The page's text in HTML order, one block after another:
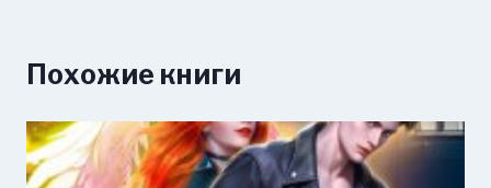
Похожие книги